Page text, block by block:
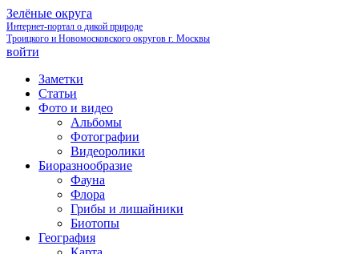
Зелёные округа
Интернет-портал о дикой природе
Троицкого и Новомосковского округов г. Москвы
войти
Заметки
Статьи
Фото и видео
Альбомы
Фотографии
Видеоролики
Биоразнообразие
Фауна
Флора
Грибы и лишайники
Биотопы
География